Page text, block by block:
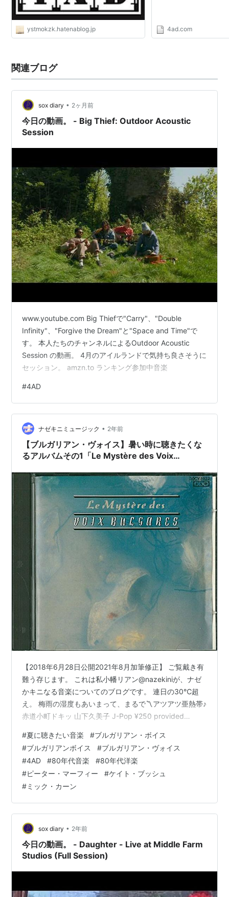
ystmokzk.hatenablog.jp 4ad.com
関連ブログ
sox diary • 2ヶ月前
今日の動画。 - Big Thief: Outdoor Acoustic
Session
www.youtube.com Big Thiefで"Carry"、"Double
Infinity"、"Forgive the Dream"と"Space and Time"で
す。 本人たちのチャンネルによるOutdoor Acoustic
Session の動画。 4月のアイルランドで気持ち良さそうに
セッション。 amzn.to ランキング参加中音楽
#4AD
ナゼキニミュージック • 2年前
【ブルガリアン・ヴォイス】暑い時に聴きたくな
るアルバムその1「Le Mystère des Voix
【2018年6月28日公開2021年8月加筆修正】 ご覧戴き有
難う存じます。 これは私小幡リアン@nazekiniが、ナゼ
かキニなる音楽についてのブログです。 連日の30℃超
え。 梅雨の湿度もあいまって、まるで〽アツアツ亜熱帯♪
赤道小町ドキッ 山下久美子 J-Pop ¥250 provided
年間音楽を楽しむ余裕のなかった私が、ようやく音楽を
楽しめるようになってまいりました。 今回は私自身が暑
い時に聴きたくなる音楽を記事にいたします。 よろしく
お願いいたします。 ブルガリアン・ヴォイスLe Mystère
des Voi…
#夏に聴きたい音楽 #ブルガリアン・ボイス
#ブルガリアンボイス #ブルガリアン・ヴォイス
#4AD #80年代音楽 #80年代洋楽
#ピーター・マーフィー #ケイト・ブッシュ
#ミック・カーン
sox diary • 2年前
今日の動画。 - Daughter - Live at Middle Farm
Studios (Full Session)